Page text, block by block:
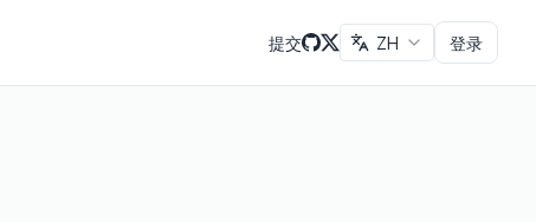
提交 ZH 登录